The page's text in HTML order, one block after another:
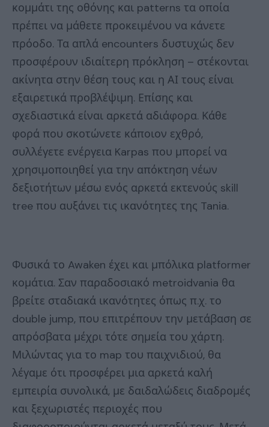
κομμάτι της οθόνης και patterns τα οποία
πρέπει να μάθετε προκειμένου να κάνετε
πρόοδο. Τα απλά encounters δυστυχώς δεν
προσφέρουν ιδιαίτερη πρόκληση – στέκονται
ακίνητα στην θέση τους και η ΑΙ τους είναι
εξαιρετικά προβλέψιμη. Επίσης και
σχεδιαστικά είναι αρκετά αδιάφορα. Κάθε
φορά που σκοτώνετε κάποιον εχθρό,
συλλέγετε ενέργεια Karpas που μπορεί να
χρησιμοποιηθεί για την απόκτηση νέων
δεξιοτήτων μέσω ενός αρκετά εκτενούς skill
tree που αυξάνει τις ικανότητες της Tania.
Φυσικά το Awaken έχει και μπόλικα platformer
κομάτια. Σαν παραδοσιακό metroidvania θα
βρείτε σταδιακά ικανότητες όπως π.χ. το
double jump, που επιτρέπουν την μετάβαση σε
απρόσβατα μέχρι τότε σημεία του χάρτη.
Μιλώντας για το map του παιχνιδιού, θα
λέγαμε ότι προσφέρει μια αρκετά καλή
εμπειρία συνολικά, με δαιδαλώδεις διαδρομές
και ξεχωριστές περιοχές που